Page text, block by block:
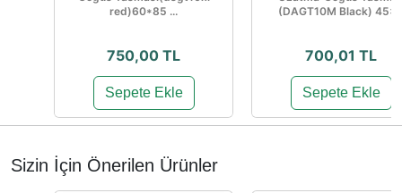
red)60*85 ...
750,00 TL
Sepete Ekle
(DAGT10M Black)
700,01 TL
Sepete Ekle
Sizin İçin Önerilen Ürünler